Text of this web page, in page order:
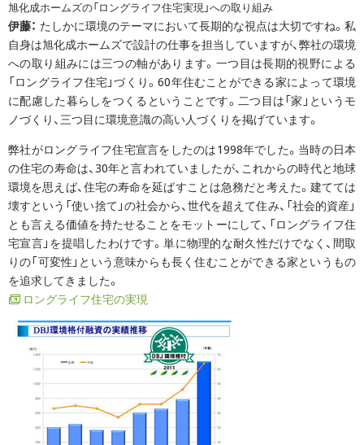
旭化成ホームズの「ロングライフ住宅実現」への取り組み
伊藤： たしかに環境のテーマにおいて長期的な視点は大切ですね。私
自身は旭化成ホームズで設計の仕事を担当していますが、弊社の環境
への取り組みには三つの軸があります。一つ目は長期的視野による
「ロングライフ住宅」づくり。60年住むことができる家によって環境
に配慮した暮らしをつくるということです。二つ目は「家」というモ
ノづくり、三つ目に環境意識の高い人づくりを掲げています。
弊社がロングライフ住宅宣言をしたのは1998年でした。当時の日本
の住宅の寿命は、30年と言われていましたが、これからの時代と地球
環境を思えば、住宅の寿命を延ばすことは急務だと考えた。建てては
壊すという「使い捨て」の社会から、世代を超えて住み、「社会的資産」
とも言える価値を持たせることをモットーにして、「ロングライフ住
宅宣言」を提唱したわけです。単に物理的な耐久性だけでなく、間取
りの「可変性」という意味からも長く住むことができる家というもの
を追求してきました。
ロングライフ住宅の実現